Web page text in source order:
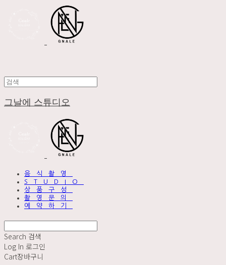
그날에 스튜디오
음식촬영
STUDIO
상품구성
촬영문의
예약하기
Search 검색
Log In 로그인
Cart장바구니